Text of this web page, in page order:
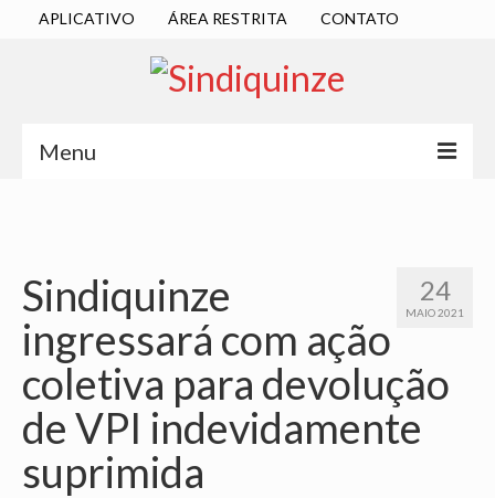
APLICATIVO ÁREA RESTRITA CONTATO
Menu
DIRETORIA EXECUTIVA
ESTATUTO
ATAS
LOCALIZAÇÃO
QUEM SOMOS
24
MAIO 2021
Sindiquinze
ingressará com ação
coletiva para devolução
de VPI indevidamente
suprimida